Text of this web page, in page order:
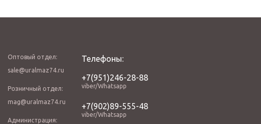
Оптовый отдел:
sale@uralmaz74.ru
Розничный отдел:
mag@uralmaz74.ru
Администрация:
Телефоны:
+7(951)246-28-88
viber/Whatsapp
+7(902)89-555-48
viber/Whatsapp